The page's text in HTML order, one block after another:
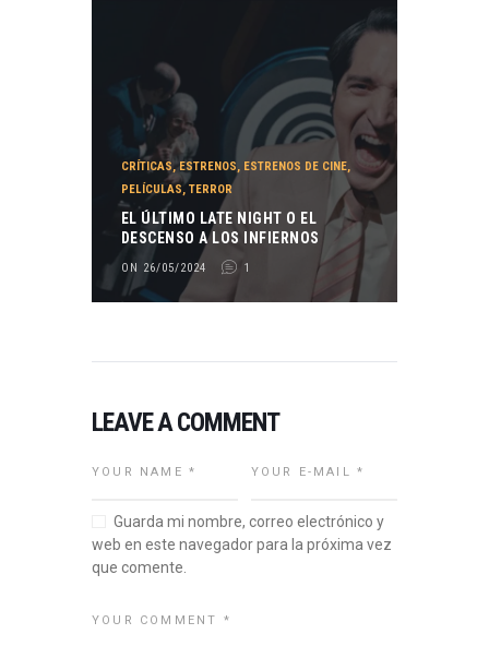
CRÍTICAS,ESTRENOS, ESTRENOS DE CINE,
PELÍCULAS, TERROR
EL ÚLTIMO LATE NIGHT O EL
DESCENSO A LOS INFIERNOS
ON 26/05/2024 1
LEAVE A COMMENT
Guarda mi nombre, correo electrónico y
web en este navegador para la próxima vez
que comente.